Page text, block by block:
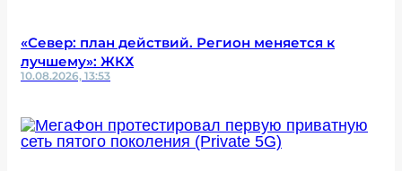
«Север: план действий. Регион меняется к
лучшему»: ЖКХ
10.08.2026, 13:53